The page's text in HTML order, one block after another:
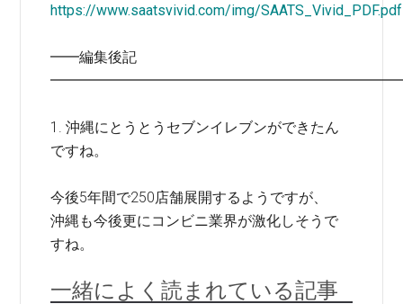
https://www.saatsvivid.com/img/SAATS_Vivid_PDF.pdf
━━編集後記
1. 沖縄にとうとうセブンイレブンができたん
ですね。
今後5年間で250店舗展開するようですが、
沖縄も今後更にコンビニ業界が激化しそうで
すね。
一緒によく読まれている記事